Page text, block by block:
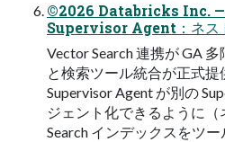
©2026 Databricks Inc.
Supervisor Agent：ネス
Vector Search 連携が GA
と検索ツール統合が正式提
Supervisor Agent が別の
ジェント化できるように
Search インデックスをツ